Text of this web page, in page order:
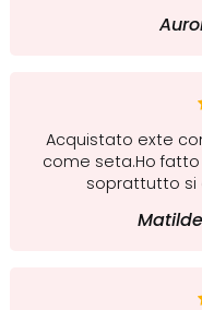
Acquistato exte
come seta.Ho
soprattutto si